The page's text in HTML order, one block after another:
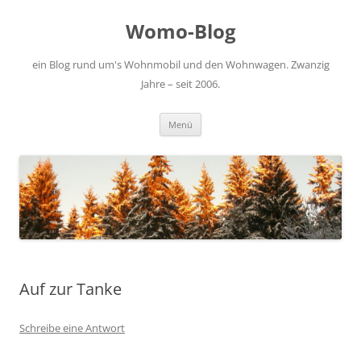
Womo-Blog
ein Blog rund um's Wohnmobil und den Wohnwagen. Zwanzig
Jahre – seit 2006.
Menü
Auf zur Tanke
Schreibe eine Antwort